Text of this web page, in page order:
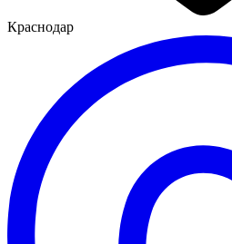
Краснодар